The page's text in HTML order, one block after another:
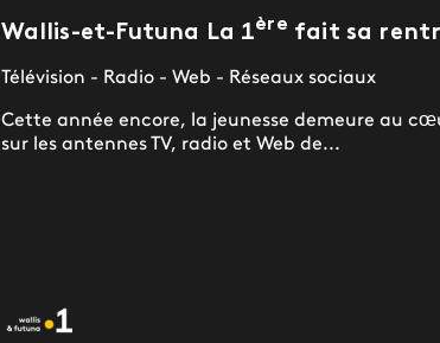
Wallis-et-Futuna La 1ère fait sa
Télévision - Radio - Web - Réseaux sociaux
Cette année encore, la jeunesse demeure au
sur les antennes TV, radio et Web de...